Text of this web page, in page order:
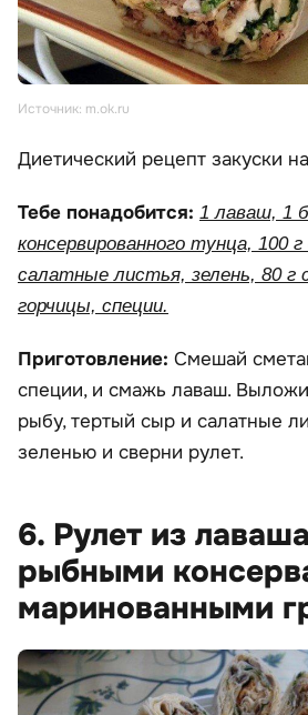
Источник: m.ok.ru
Диетический рецепт закуски
Тебе понадобится: 1 лаваш, 1
консервированного тунца, 100
салатные листья, зелень, 80 г
горчицы, специи.
Приготовление: Смешай
специи, и смажь лаваш.
рыбу, тертый сыр и салатные
зеленью и сверни рулет.
6. Рулет из
рыбными
маринованными